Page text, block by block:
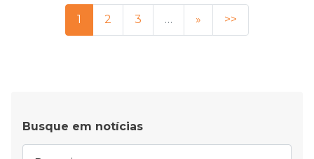
1 2 3 … » >>
Busque em notícias